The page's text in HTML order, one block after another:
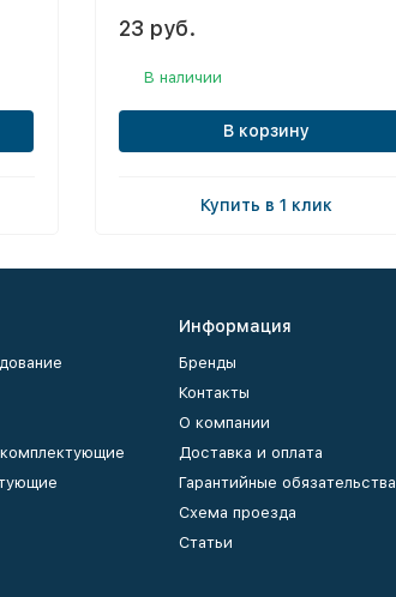
23 руб.
В наличии
В корзину
Купить в 1 клик
Информация
Бренды
Контакты
О компании
Доставка и оплата
Гарантийные обязательства
Схема проезда
Статьи